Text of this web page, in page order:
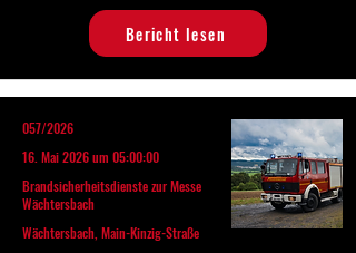
Bericht lesen
057/2026
16. Mai 2026 um 05:00:00
Brandsicherheitsdienste zur Messe
Wächtersbach
Wächtersbach, Main-Kinzig-Straße